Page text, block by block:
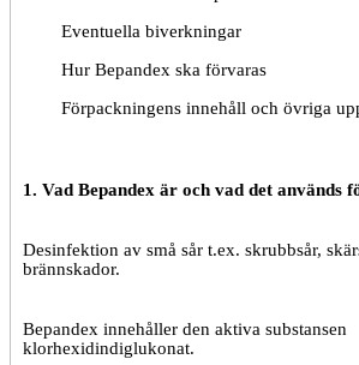
Eventuella biverkningar
Hur Bepandex ska förvaras
Förpackningens innehåll och övriga
1. Vad Bepandex är och vad det används
Desinfektion av små sår t.ex. skrubbsår,
brännskador.
Bepandex innehåller den aktiva substansen
klorhexidindiglukonat.